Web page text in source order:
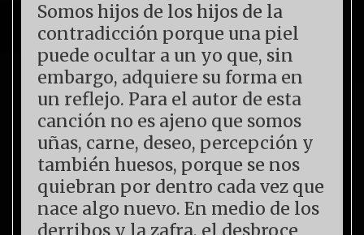
Somos hijos de los hijos de la
contradicción porque una piel
puede ocultar a un yo que, sin
embargo, adquiere su forma en
un reflejo. Para el autor de esta
canción no es ajeno que somos
uñas, carne, deseo, percepción y
también huesos, porque se nos
quiebran por dentro cada vez que
nace algo nuevo. En medio de los
derribos y la zafra, el desbroce